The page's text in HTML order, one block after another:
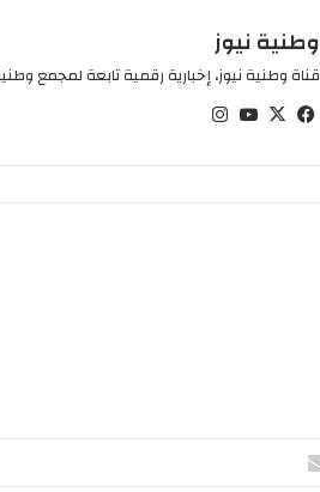
وطنية نيوز
قناة وطنية نيوز، إخبارية رقمية تابعة لمجمع
في
وك
‫X
‫You
e ام